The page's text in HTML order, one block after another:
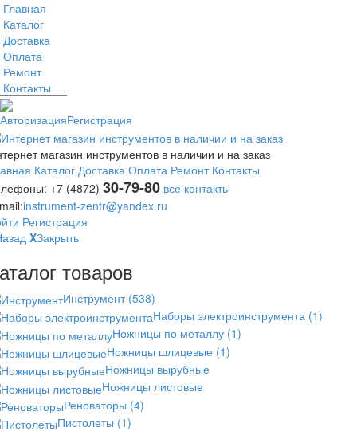
Главная
Каталог
Доставка
Оплата
Ремонт
Контакты
АвторизацияРегистрация
магазин инструментов в наличии и на заказ
Каталог Доставка Оплата Ремонт Контакты
+7 (4872) 30-79-80 все контакты
instrument-zentr@yandex.ru
Регистрация
XЗакрыть
товаров
Инструмент (538)
Наборы электроинструмента (1)
Ножницы по металлу (1)
Ножницы шлицевые (1)
Ножницы вырубные
Ножницы листовые
Реноваторы (4)
Пистолеты (1)